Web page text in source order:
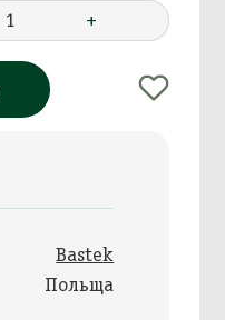
1 +
Bastek
Польща